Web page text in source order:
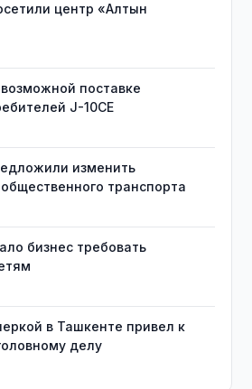
центр «Алтын
поставке
J-10CE
изменить
транспорта
бизнес требовать
в Ташкенте привел к
делу